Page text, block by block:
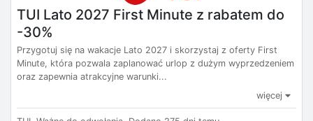
TUI Lato 2027 First Minute z rabatem do
-30%
Przygotuj się na wakacje Lato 2027 i skorzystaj z oferty First
Minute, która pozwala zaplanować urlop z dużym wyprzedzeniem
oraz zapewnia atrakcyjne warunki...
więcej